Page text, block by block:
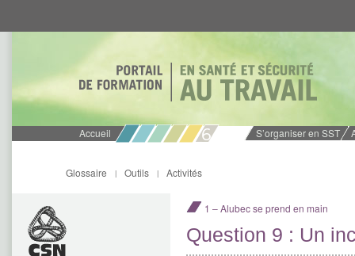
au
au
Accueil S’organiser en SST
Activités
Outils |
Glossaire |
1 – Alubec se prend en main
Question 9 : Un